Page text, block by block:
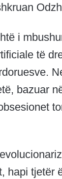
i
të
bazuar
hapi tjetër